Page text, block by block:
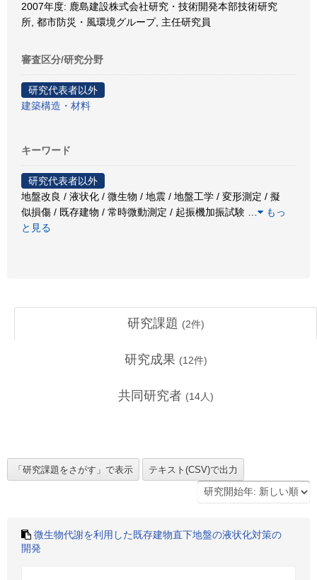
2007年度: 鹿島建設株式会社研究・技術開発本部技術研究
所, 都市防災・風環境グループ, 主任研究員
審査区分/研究分野
研究代表者以外
建築構造・材料
キーワード
研究代表者以外
地盤改良 / 液状化 / 微生物 / 地震 / 地盤工学 / 変形測定 / 擬
似損傷 / 既存建物 / 常時微動測定 / 起振機加振試験
もっ
と見る
研究課題 (2件)
研究成果 (12件)
共同研究者 (14人)
微生物代謝を利用した既存建物直下地盤の液状化対策の
開発